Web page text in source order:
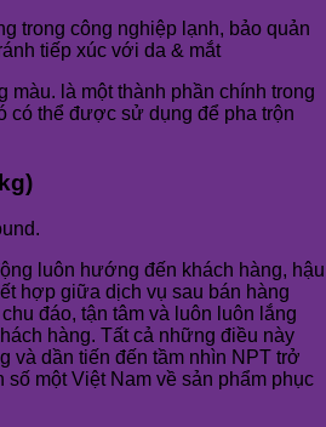
trong công nghiệp lạnh, bảo quản
tiếp xúc với da & mắt
màu. là một thành phần chính trong
có thể được sử dụng để pha trộn
luôn hướng đến khách hàng, hậu
hợp giữa dịch vụ sau bán hàng
đáo, tận tâm và luôn luôn lắng
hàng. Tất cả những điều này
và dần tiến đến tầm nhìn NPT trở
một Việt Nam về sản phẩm phục